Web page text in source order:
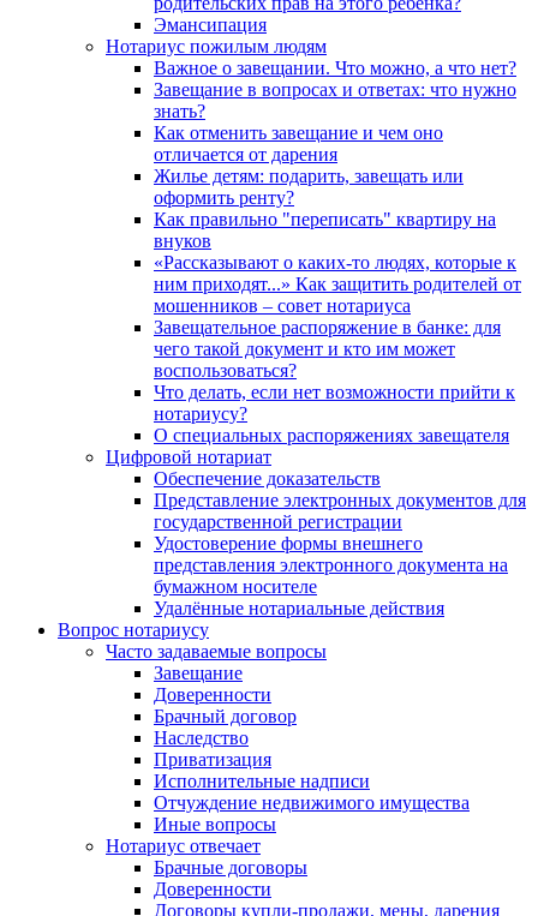
Эмансипация
Нотариус пожилым людям
Важное о завещании. Что можно, а что нет?
Завещание в вопросах и ответах: что нужно
знать?
Как отменить завещание и чем оно
отличается от дарения
Жилье детям: подарить, завещать или
оформить ренту?
Как правильно "переписать" квартиру на
внуков
«Рассказывают о каких-то людях, которые к
ним приходят...» Как защитить родителей от
мошенников – совет нотариуса
Завещательное распоряжение в банке: для
чего такой документ и кто им может
воспользоваться?
Что делать, если нет возможности прийти к
нотариусу?
О специальных распоряжениях завещателя
Цифровой нотариат
Обеспечение доказательств
Представление электронных документов для
государственной регистрации
Удостоверение формы внешнего
представления электронного документа на
бумажном носителе
Удалённые нотариальные действия
Вопрос нотариусу
Часто задаваемые вопросы
Завещание
Доверенности
Брачный договор
Наследство
Приватизация
Исполнительные надписи
Отчуждение недвижимого имущества
Иные вопросы
Нотариус отвечает
Брачные договоры
Доверенности
Договоры купли-продажи, мены, дарения